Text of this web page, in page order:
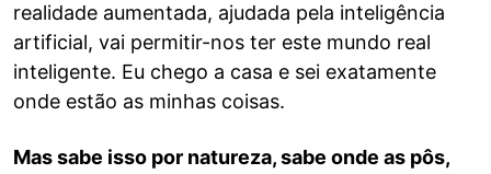
realidade aumentada, ajudada pela inteligência
artificial, vai permitir-nos ter este mundo real
inteligente. Eu chego a casa e sei exatamente
onde estão as minhas coisas.
Mas sabe isso por natureza, sabe onde as pôs,